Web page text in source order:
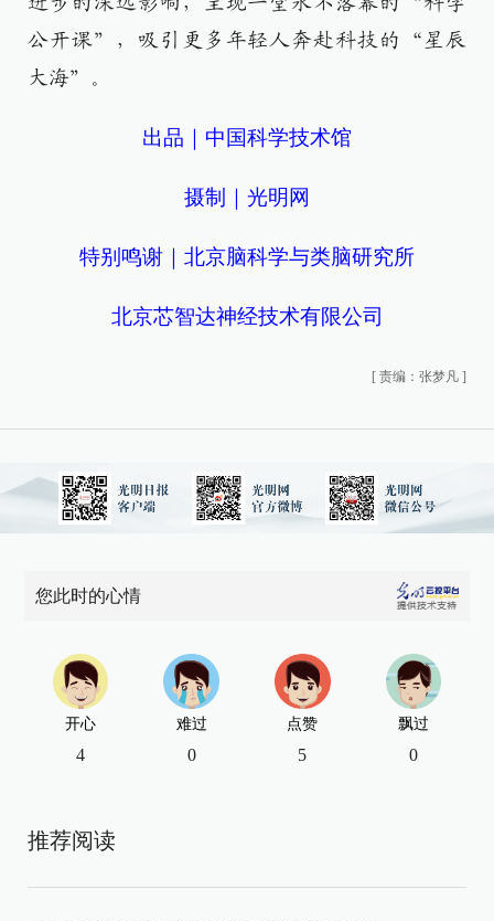
公开课”，吸引更多年轻人奔赴科技的“星辰
大海”。
出品｜中国科学技术馆
摄制｜光明网
特别鸣谢｜北京脑科学与类脑研究所
北京芯智达神经技术有限公司
[ 责编：张梦凡 ]
您此时的心情
开心
4
难过
0
点赞
5
飘过
0
推荐阅读